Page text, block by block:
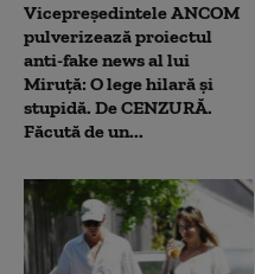
Vicepreședintele ANCOM
pulverizează proiectul
anti-fake news al lui
Miruță: O lege hilară și
stupidă. De CENZURĂ.
Făcută de un...